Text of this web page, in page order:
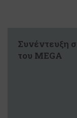
Συνέντευξη
του MEGA